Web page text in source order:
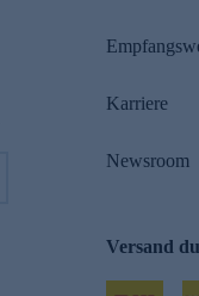
Karriere
Newsroom
Versand